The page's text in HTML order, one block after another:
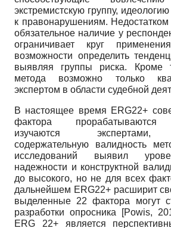
экстремистскую группу,
к правонарушениям. Недостатком
обязательное наличие у
ограничивает круг
возможности определить
выявляя группы риска. Кроме
метода возможно только
экспертом в области судебной
В настоящее время ERG22+
фактора
изучаются экспертами,
содержательную валидность
исследований выявил
надежности и конструктной
до высокого, но не для всех
дальнейшем ERG22+ расширит
выделенные 22 фактора могут
разработки опросника
Powis,
ERG 22+ является